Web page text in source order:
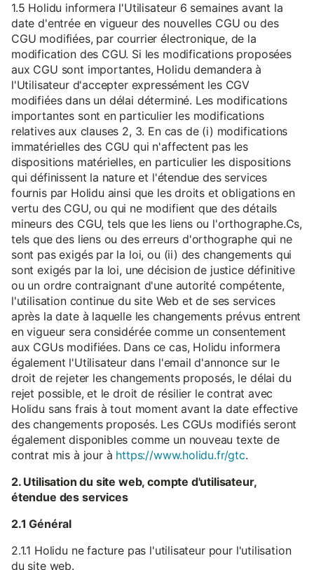
1.5 Holidu informera l'Utilisateur 6 semaines avant la
date d'entrée en vigueur des nouvelles CGU ou des
CGU modifiées, par courrier électronique, de la
modification des CGU. Si les modifications proposées
aux CGU sont importantes, Holidu demandera à
l'Utilisateur d'accepter expressément les CGV
modifiées dans un délai déterminé. Les modifications
importantes sont en particulier les modifications
relatives aux clauses 2, 3. En cas de (i) modifications
immatérielles des CGU qui n'affectent pas les
dispositions matérielles, en particulier les dispositions
qui définissent la nature et l'étendue des services
fournis par Holidu ainsi que les droits et obligations en
vertu des CGU, ou qui ne modifient que des détails
mineurs des CGU, tels que les liens ou l'orthographe.Cs,
tels que des liens ou des erreurs d'orthographe qui ne
sont pas exigés par la loi, ou (ii) des changements qui
sont exigés par la loi, une décision de justice définitive
ou un ordre contraignant d'une autorité compétente,
l'utilisation continue du site Web et de ses services
après la date à laquelle les changements prévus entrent
en vigueur sera considérée comme un consentement
aux CGUs modifiées. Dans ce cas, Holidu informera
également l'Utilisateur dans l'email d'annonce sur le
droit de rejeter les changements proposés, le délai du
rejet possible, et le droit de résilier le contrat avec
Holidu sans frais à tout moment avant la date effective
des changements proposés. Les CGUs modifiés seront
également disponibles comme un nouveau texte de
contrat mis à jour à https://www.holidu.fr/gtc.
2. Utilisation du site web, compte d'utilisateur,
étendue des services
2.1 Général
2.1.1 Holidu ne facture pas l'utilisateur pour l'utilisation
du site web.